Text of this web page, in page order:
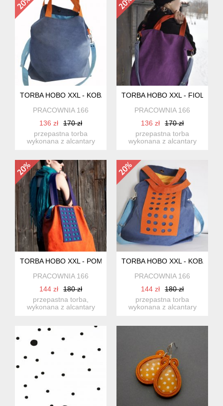
TORBA HOBO XXL - KOBALT, POMARAŃCZ, BŁĘKIT
PRACOWNIA 166
136 zł
170 zł
przepastna torba
wykonana z alcantary
TORBA HOBO XXL - FIOLET,
PRACOWNIA 166
136 zł
170 zł
przepastna torba
wykonana z alcantary
TORBA HOBO XXL - POMARAŃCZ,FIOLET, SZMARAGD
PRACOWNIA 166
144 zł
180 zł
przepastna torba,
wykonana z alcantary
TORBA HOBO XXL - KOBALT,
PRACOWNIA 166
144 zł
180 zł
przepastna torba
wykonana z alcantary